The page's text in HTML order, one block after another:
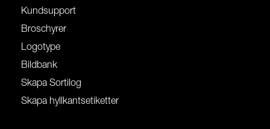
Kundsupport
Broschyrer
Logotype
Bildbank
Skapa Sortilog
Skapa hyllkantsetiketter